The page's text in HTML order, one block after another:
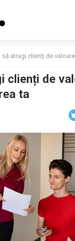
să atragi clienți de
clienți de
ta